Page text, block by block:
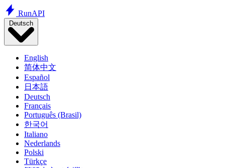
RunAPI
Deutsch
English
简体中文
Español
日本語
Deutsch
Français
Português (Brasil)
한국어
Italiano
Nederlands
Polski
Türkçe